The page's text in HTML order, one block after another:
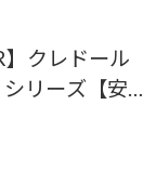
】クレドール
シリーズ【安心